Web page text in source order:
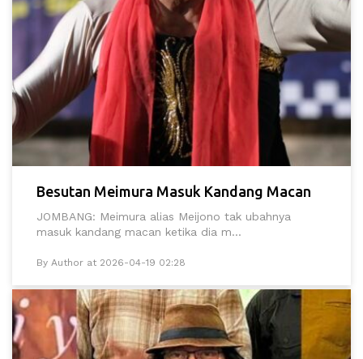
Besutan Meimura Masuk Kandang Macan
JOMBANG: Meimura alias Meijono tak ubahnya
masuk kandang macan ketika dia m...
By Author at 2026-04-19 02:28